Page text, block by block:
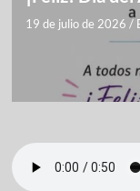
19 de julio de 2026 /